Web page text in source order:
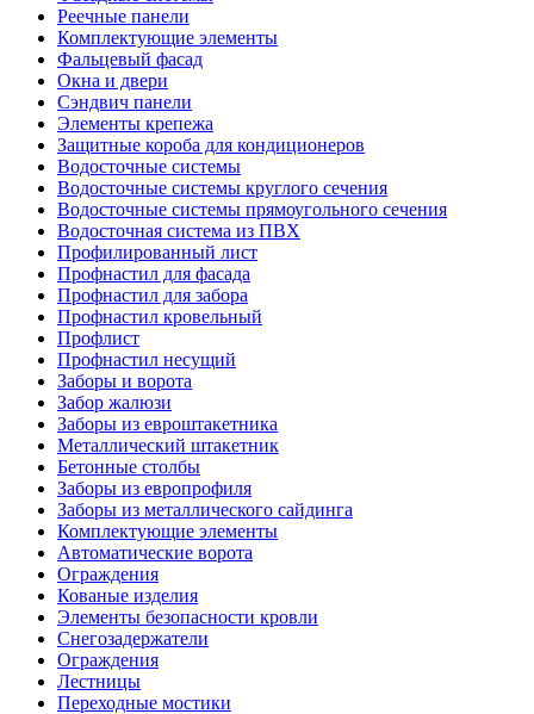
Реечные панели
Комплектующие элементы
Фальцевый фасад
Окна и двери
Сэндвич панели
Элементы крепежа
Защитные короба для кондиционеров
Водосточные системы
Водосточные системы круглого сечения
Водосточные системы прямоугольного сечения
Водосточная система из ПВХ
Профилированный лист
Профнастил для фасада
Профнастил для забора
Профнастил кровельный
Профлист
Профнастил несущий
Заборы и ворота
Забор жалюзи
Заборы из евроштакетника
Металлический штакетник
Бетонные столбы
Заборы из европрофиля
Заборы из металлического сайдинга
Комплектующие элементы
Автоматические ворота
Ограждения
Кованые изделия
Элементы безопасности кровли
Снегозадержатели
Ограждения
Лестницы
Переходные мостики